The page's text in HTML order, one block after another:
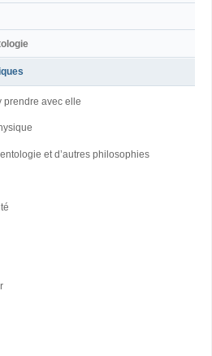
prendre avec elle
et d’autres philosophies